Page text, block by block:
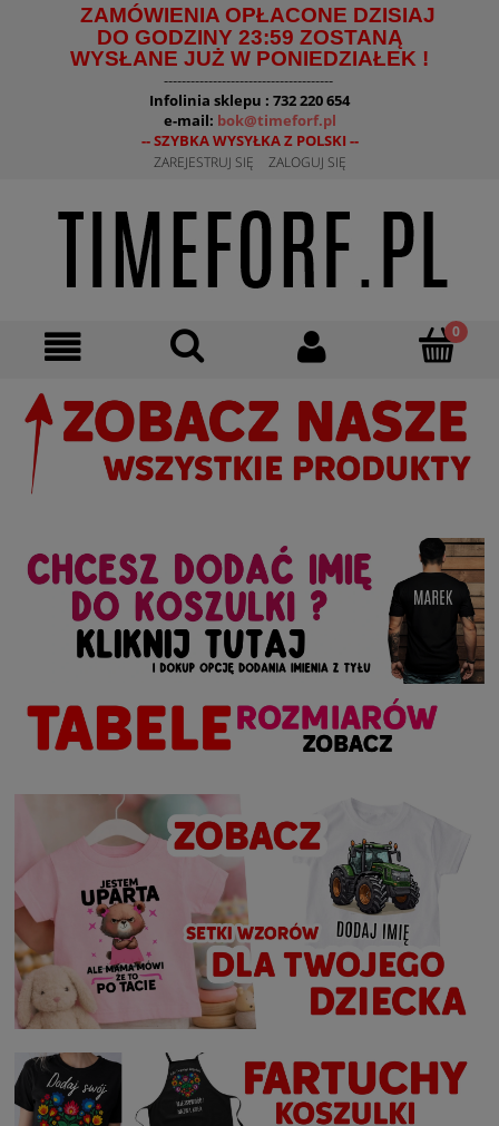
ZAMÓWIENIA OPŁACONE DZISIAJ
DO GODZINY 23:59 ZOSTANĄ
WYSŁANE JUŻ W PONIEDZIAŁEK !
--------------------------------------
Infolinia sklepu : 732 220 654
e-mail: bok@timeforf.pl
-- SZYBKA WYSYŁKA Z POLSKI --
ZAREJESTRUJ SIĘ ZALOGUJ SIĘ